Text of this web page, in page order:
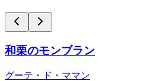
和栗のモンブラン
グーテ・ド・ママン